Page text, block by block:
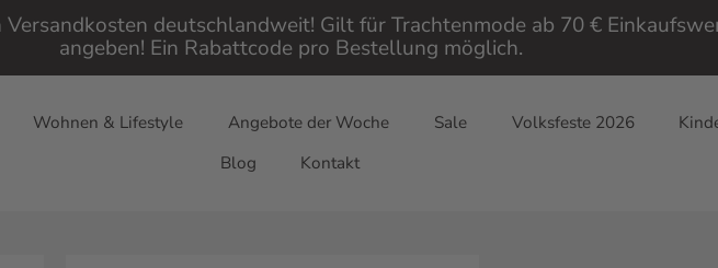
deutschlandweit! Gilt für Trachtenmode ab 70 €
angeben! Ein Rabattcode pro Bestellung möglich.
Wohnen & Lifestyle Angebote der Woche Sale Volksfeste 2026
Blog
Kontakt